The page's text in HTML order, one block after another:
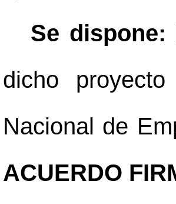
Se dispone:
dicho
Nacional de
ACUERDO